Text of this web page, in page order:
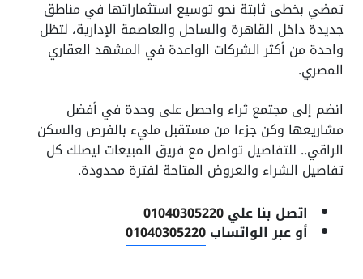
تمضي بخطى ثابتة نحو توسيع استثماراتها في مناطق
جديدة داخل القاهرة والساحل والعاصمة الإدارية، لتظل
واحدة من أكثر الشركات الواعدة في المشهد العقاري
المصري.
انضم إلى مجتمع ثراء واحصل على وحدة في أفضل
مشاريعها وكن جزءا من مستقبل مليء بالفرص والسكن
الراقي.. للتفاصيل تواصل مع فريق المبيعات ليصلك كل
تفاصيل الشراء والعروض المتاحة لفترة محدودة.
اتصل بنا علي01040305220
أو عبر الواتساب01040305220